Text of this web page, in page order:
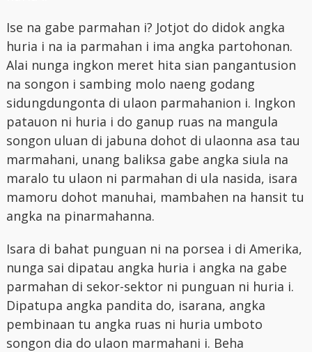
Ise na gabe parmahan i? Jotjot do didok angka
huria i na ia parmahan i ima angka partohonan.
Alai nunga ingkon meret hita sian pangantusion
na songon i sambing molo naeng godang
sidungdungonta di ulaon parmahanion i. Ingkon
patauon ni huria i do ganup ruas na mangula
songon uluan di jabuna dohot di ulaonna asa tau
marmahani, unang baliksa gabe angka siula na
maralo tu ulaon ni parmahan di ula nasida, isara
mamoru dohot manuhai, mambahen na hansit tu
angka na pinarmahanna.
Isara di bahat punguan ni na porsea i di Amerika,
nunga sai dipatau angka huria i angka na gabe
parmahan di sekor-sektor ni punguan ni huria i.
Dipatupa angka pandita do, isarana, angka
pembinaan tu angka ruas ni huria umboto
songon dia do ulaon marmahani i. Beha